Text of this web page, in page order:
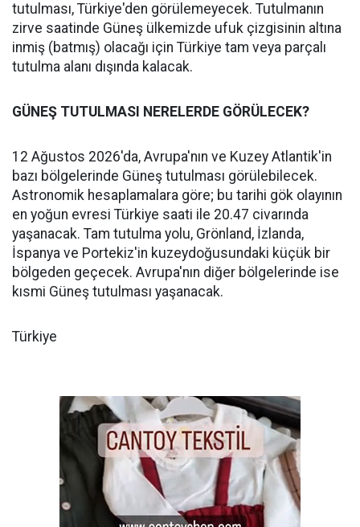
tutulması, Türkiye'den görülemeyecek. Tutulmanın
zirve saatinde Güneş ülkemizde ufuk çizgisinin altına
inmiş (batmış) olacağı için Türkiye tam veya parçalı
tutulma alanı dışında kalacak.
GÜNEŞ TUTULMASI NERELERDE GÖRÜLECEK?
12 Ağustos 2026'da, Avrupa'nın ve Kuzey Atlantik'in
bazı bölgelerinde Güneş tutulması görülebilecek.
Astronomik hesaplamalara göre; bu tarihi gök olayının
en yoğun evresi Türkiye saati ile 20.47 civarında
yaşanacak. Tam tutulma yolu, Grönland, İzlanda,
İspanya ve Portekiz'in kuzeydoğusundaki küçük bir
bölgeden geçecek. Avrupa'nın diğer bölgelerinde ise
kısmi Güneş tutulması yaşanacak.
Türkiye